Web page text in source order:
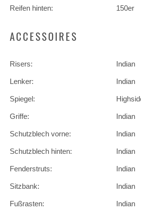
Reifen hinten: 150er
ACCESSOIRES
Risers: Indian
Lenker: Indian
Spiegel:
Griffe: Indian
Schutzblech vorne: Indian
Schutzblech hinten: Indian
Fenderstruts: Indian
Sitzbank: Indian
Fußrasten: Indian